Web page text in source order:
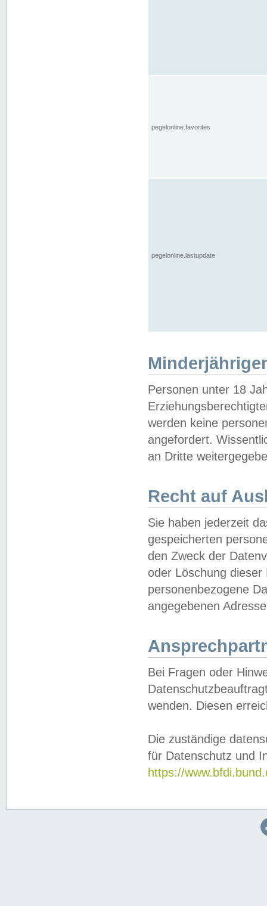
pegelonline.favorites
pegelonline.lastupdate
Personen unter 18
werden keine
angefordert.
an Dritte
Recht auf
Sie haben jederzeit
gespeicherten
den Zweck der
oder Löschung
personenbezogene
angegebenen
Bei Fragen oder
wenden. Diesen
Die zuständige
für Datenschutz und
https://